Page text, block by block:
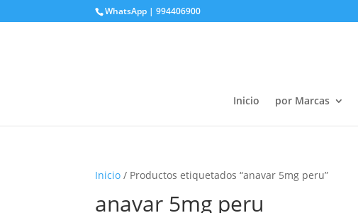
WhatsApp | 994406900
Inicio por Marcas
Inicio / Productos etiquetados “anavar 5mg peru”
anavar 5mg peru